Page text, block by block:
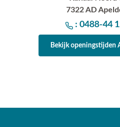
7322 AD
: 0488-44
Bekijk openingstijden